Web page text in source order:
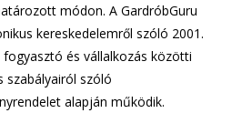
módon. A GardróbGuru
kereskedelemről szóló 2001.
fogyasztó és vállalkozás közötti
szabályairól szóló
alapján működik.